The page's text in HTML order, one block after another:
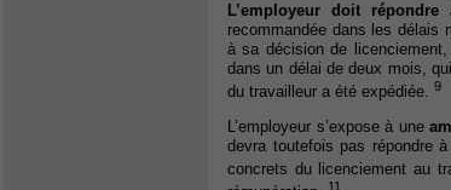
L’employeur doit répondre
recommandée dans les délais
à sa décision de
dans un délai de deux mois,
du travailleur a été expédiée.
9
L’employeur s’expose à une
devra toutefois pas répondre
concrets du licenciement au
11